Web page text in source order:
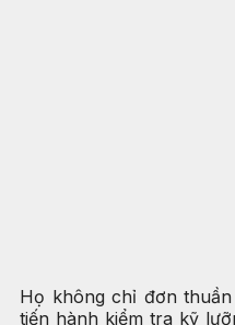
Họ không chỉ đơn
tiến hành kiểm tra kỹ